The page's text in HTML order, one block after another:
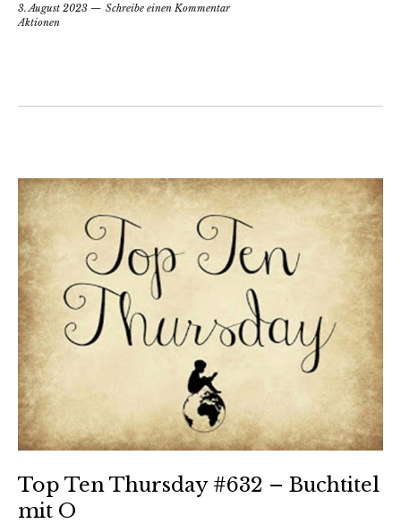
3. August 2023
Schreibe einen Kommentar
Aktionen
Top Ten Thursday #632 – Buchtitel
mit O